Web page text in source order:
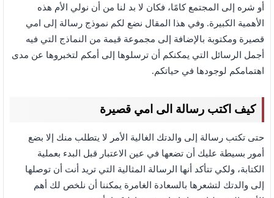
أو شره إلى المجتمع كامًا، فكان لا بد لنا من أن نولي الأم هذه
الأهمية الكبيرة. وفي هذا المقال نضع لكم نموذج رسالة إلى امي
قصيرة ومكتوبة بالإضافة إلى مجموعة قيمة من النماذج التي فيه
أجمل الرسائل التي يمكنكم أن ترسلوها إلى أمكم لتخبروها عن مدى
اهتمامكم لوجودها في حياتكم.
كيف اكتب رسالة الى امي قصيرة
حتى تكتب رسالة إلى والدتك الغالية الأمر لا يتطلب منك إلا بضع
أمور بسيطة عليك أن تضعها في عين الاعتبار قبل البدء بعملية
الكتابة، ولكي تتأكد أنها الرسالة المثالية التي تريد أنت أن توصلها
إلى والدتك لتشعرها بالسعادة الغامرة يمكننا أن نلخص لك أهم